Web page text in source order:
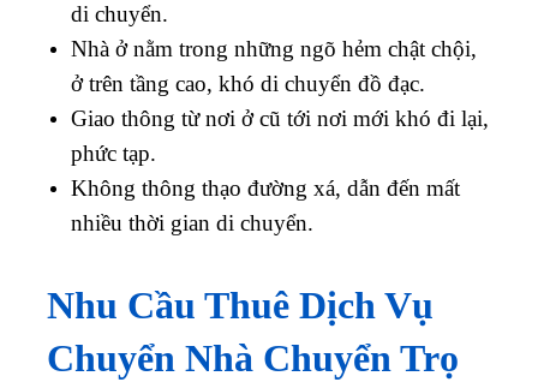
di chuyển.
Nhà ở nằm trong những ngõ hẻm chật chội,
ở trên tầng cao, khó di chuyển đồ đạc.
Giao thông từ nơi ở cũ tới nơi mới khó đi lại,
phức tạp.
Không thông thạo đường xá, dẫn đến mất
nhiều thời gian di chuyển.
Nhu Cầu Thuê Dịch Vụ
Chuyển Nhà Chuyển Trọ